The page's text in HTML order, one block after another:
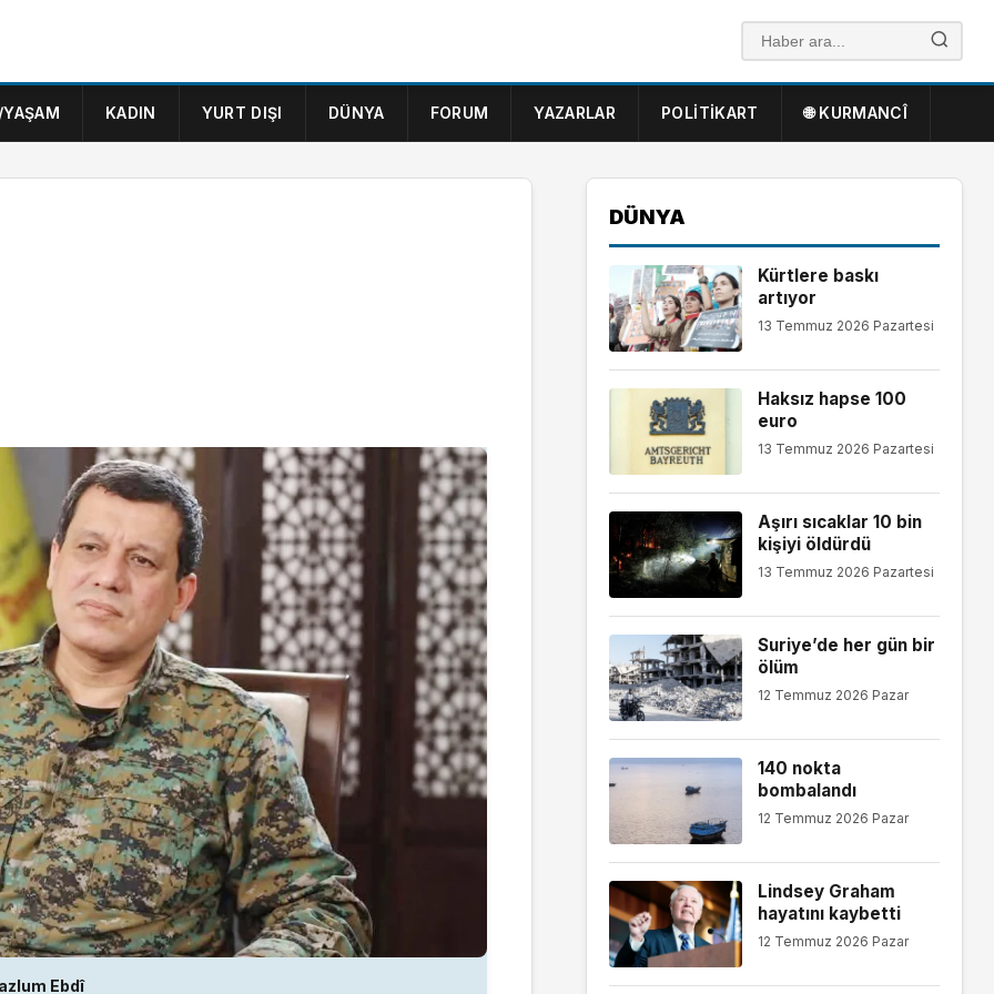
KADIN YURT DIŞI DÜNYA FORUM YAZARLAR POLITIKART 🌐 KURMANCÎ
Ebdî
DÜNYA
Kürtlere baskı
artıyor
13 Temmuz 2026 Pazartesi
Haksız hapse 100
euro
13 Temmuz 2026 Pazartesi
Aşırı sıcaklar 10 bin
kişiyi öldürdü
13 Temmuz 2026 Pazartesi
Suriye’de her gün bir
ölüm
12 Temmuz 2026 Pazar
140 nokta
bombalandı
12 Temmuz 2026 Pazar
Lindsey Graham
hayatını kaybetti
12 Temmuz 2026 Pazar